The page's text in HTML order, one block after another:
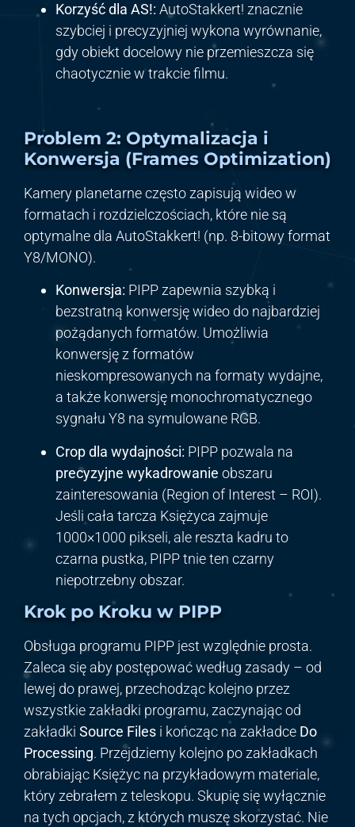
Korzyść dla AS!: AutoStakkert! znacznie
szybciej i precyzyjniej wykona wyrównanie,
gdy obiekt docelowy nie przemieszcza się
chaotycznie w trakcie filmu.
Problem 2: Optymalizacja i
Konwersja (Frames Optimization)
Kamery planetarne często zapisują wideo w
formatach i rozdzielczościach, które nie są
optymalne dla AutoStakkert! (np. 8-bitowy format
Y8/MONO).
Konwersja: PIPP zapewnia szybką i
bezstratną konwersję wideo do najbardziej
pożądanych formatów. Umożliwia
konwersję z formatów
nieskompresowanych na formaty wydajne,
a także konwersję monochromatycznego
sygnału Y8 na symulowane RGB.
Crop dla wydajności: PIPP pozwala na
precyzyjne wykadrowanie obszaru
zainteresowania (Region of Interest – ROI).
Jeśli cała tarcza Księżyca zajmuje
1000×1000 pikseli, ale reszta kadru to
czarna pustka, PIPP tnie ten czarny
niepotrzebny obszar.
Krok po Kroku w PIPP
Obsługa programu PIPP jest względnie prosta.
Zaleca się aby postępować według zasady – od
lewej do prawej, przechodząc kolejno przez
wszystkie zakładki programu, zaczynając od
zakładki Source Files i kończąc na zakładce Do
Processing. Przejdziemy kolejno po zakładkach
obrabiając Księżyc na przykładowym materiale,
który zebrałem z teleskopu. Skupię się wyłącznie
na tych opcjach, z których muszę skorzystać. Nie